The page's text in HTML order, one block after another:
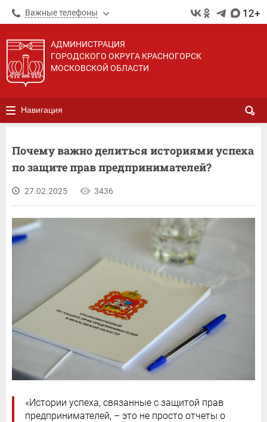
Важные телефоны 12+
АДМИНИСТРАЦИЯ
ГОРОДСКОГО ОКРУГА КРАСНОГОРСК
МОСКОВСКОЙ ОБЛАСТИ
Навигация
Почему важно делиться историями успеха
по защите прав предпринимателей?
27.02.2025 3436
«Истории успеха, связанные с защитой прав
предпринимателей, – это не просто отчеты о